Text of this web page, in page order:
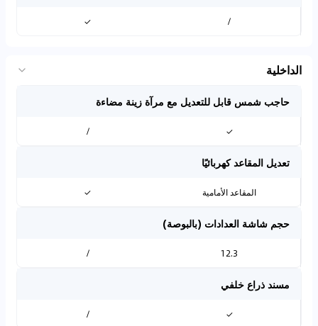
/
✓
الداخلية
حاجب شمس قابل للتعديل مع مرآة زينة مضاءة
✓
/
تعديل المقاعد كهربائيًا
المقاعد الأمامية ✓
حجم شاشة العدادات (بالبوصة)
12.3
/
مسند ذراع خلفي
✓
/